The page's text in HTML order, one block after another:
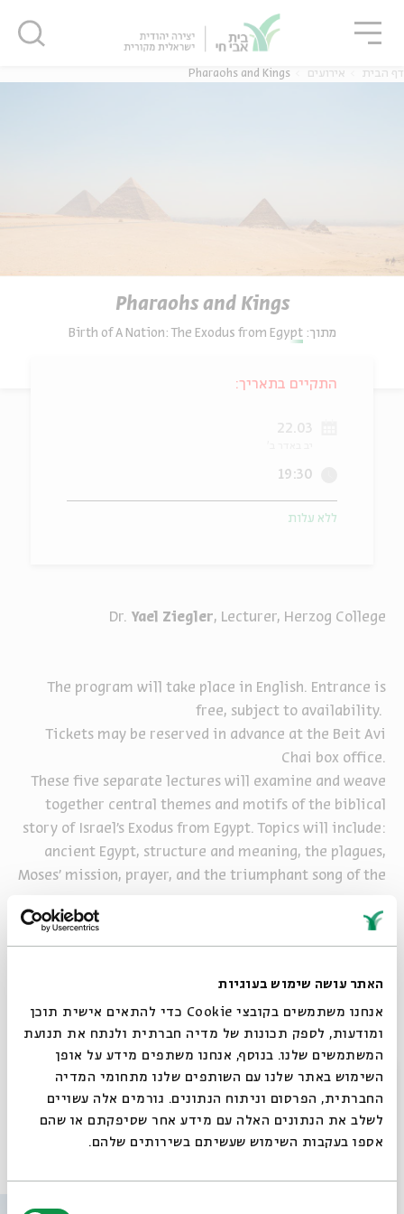
האתר עושה שימוש בעוגיות
אנחנו משתמשים בקובצי Cookie כדי להתאים אישית תוכן
ומודעות, לספק תכונות של מדיה חברתית ולנתח את תנועת
המשתמשים שלנו. בנוסף, אנחנו משתפים מידע על אופן
השימוש באתר שלנו עם השותפים שלנו מתחומי המדיה
החברתית, הפרסום וניתוח הנתונים. גורמים אלה עשויים
לשלב את הנתונים האלה עם מידע אחר שסיפקתם או שהם
אספו בעקבות השימוש שעשיתם בשירותים שלהם.
דף הבית אירועים Pharaohs and Kings
Pharaohs and Kings
מתוך: Birth of A Nation: The Exodus from Egypt
Dr. Yael Ziegler, Lecturer, Herzog College
The program will take place in English. Entrance is
free, subject to availability.
Tickets may be reserved in advance at the Beit Avi
Chai box office.
These five separate lectures will examine and weave
together central themes and motifs of the biblical
story of Israel's Exodus from Egypt. Topics will include:
ancient Egypt, structure and meaning, the plagues,
Moses' mission, prayer, and the triumphant song of the
The program will take place in English. Entrance is
Tickets may be reserved in advance at the Beit Avi
Chai box office.
שיתוף הוספה ליומן הרשמה לאירועים דומים
התקיים בתאריך:
22.03
19:30
ללא עלות
סגור
סגור